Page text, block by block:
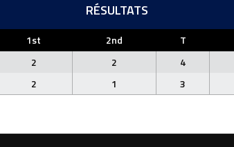
RÉSULTATS
1st 2nd T
2 2 4
2 1 3